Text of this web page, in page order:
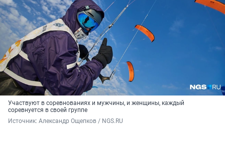
Участвуют в соревнованиях и мужчины, и женщины, каждый
соревнуется в своей группе
Источник: Александр Ощепков / NGS.RU